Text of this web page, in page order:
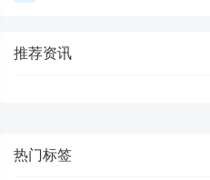
推荐资讯
热门标签